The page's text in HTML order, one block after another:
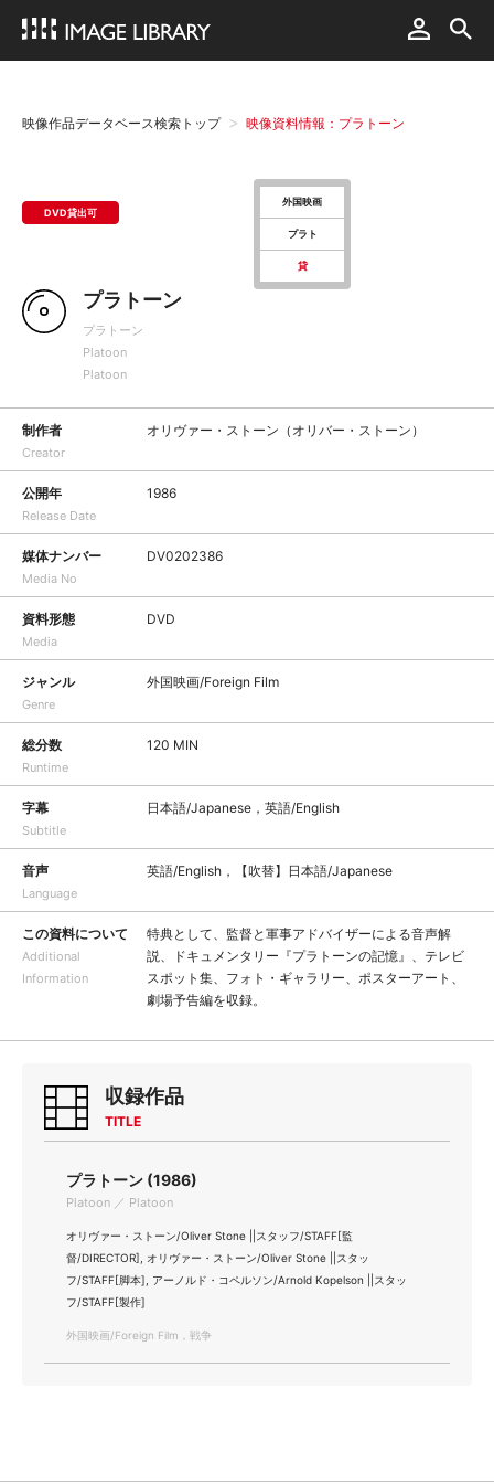
映像作品データベース検索トップ 映像資料情報：プラトーン
DVD貸出可
外国映画
プラト
貸
プラトーン
プラトーン
Platoon
Platoon
制作者
Creator
オリヴァー・ストーン（オリバー・ストーン）
公開年
Release Date
1986
媒体ナンバー
Media No
DV0202386
資料形態
Media
DVD
ジャンル
Genre
外国映画/Foreign Film
総分数
Runtime
120 MIN
字幕
Subtitle
日本語/Japanese，英語/English
音声
Language
英語/English，【吹替】日本語/Japanese
この資料について
Additional
Information
特典として、監督と軍事アドバイザーによる音声解
説、ドキュメンタリー『プラトーンの記憶』、テレビ
スポット集、フォト・ギャラリー、ポスターアート、
劇場予告編を収録。
収録作品
TITLE
プラトーン (1986)
Platoon ／ Platoon
オリヴァー・ストーン/Oliver Stone ||スタッフ/STAFF[監
督/DIRECTOR], オリヴァー・ストーン/Oliver Stone ||スタッ
フ/STAFF[脚本], アーノルド・コペルソン/Arnold Kopelson ||スタッ
フ/STAFF[製作]
外国映画/Foreign Film，戦争